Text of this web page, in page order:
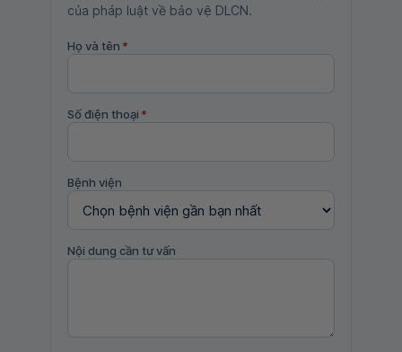
của pháp luật về bảo vệ DLCN.
Họ và tên *
Số điện thoại *
Bệnh viện
Nội dung cần tư vấn